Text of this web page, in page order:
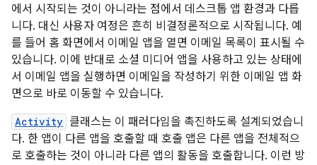
에서 시작되는 것이 아니라는 점에서 데스크톱 앱 환경과 다릅
니다. 대신 사용자 여정은 흔히 비결정론적으로 시작됩니다. 예
를 들어 홈 화면에서 이메일 앱을 열면 이메일 목록이 표시될 수
있습니다. 이에 반대로 소셜 미디어 앱을 사용하고 있는 상태에
서 이메일 앱을 실행하면 이메일을 작성하기 위한 이메일 앱 화
면으로 바로 이동할 수 있습니다.
Activity 클래스는 이 패러다임을 촉진하도록 설계되었습니
다. 한 앱이 다른 앱을 호출할 때 호출 앱은 다른 앱을 전체적으
로 호출하는 것이 아니라 다른 앱의 활동을 호출합니다. 이런 방